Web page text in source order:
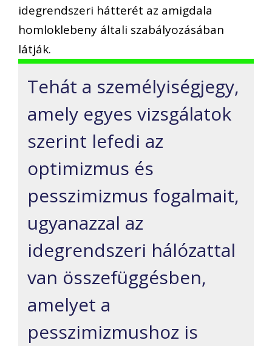
idegrendszeri hátterét az amigdala
homloklebeny általi szabályozásában
látják.
Tehát a személyiségjegy,
amely egyes vizsgálatok
szerint lefedi az
optimizmus és
pesszimizmus fogalmait,
ugyanazzal az
idegrendszeri hálózattal
van összefüggésben,
amelyet a
pesszimizmushoz is